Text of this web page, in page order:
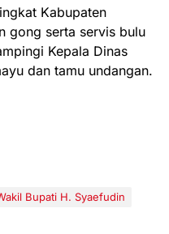
Kabupaten
gong serta servis bulu
Kepala Dinas
dan tamu undangan.
Bupati H. Syaefudin